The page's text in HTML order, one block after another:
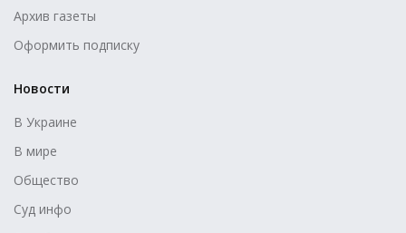
Архив газеты
Оформить подписку
Новости
В Украине
В мире
Общество
Суд инфо